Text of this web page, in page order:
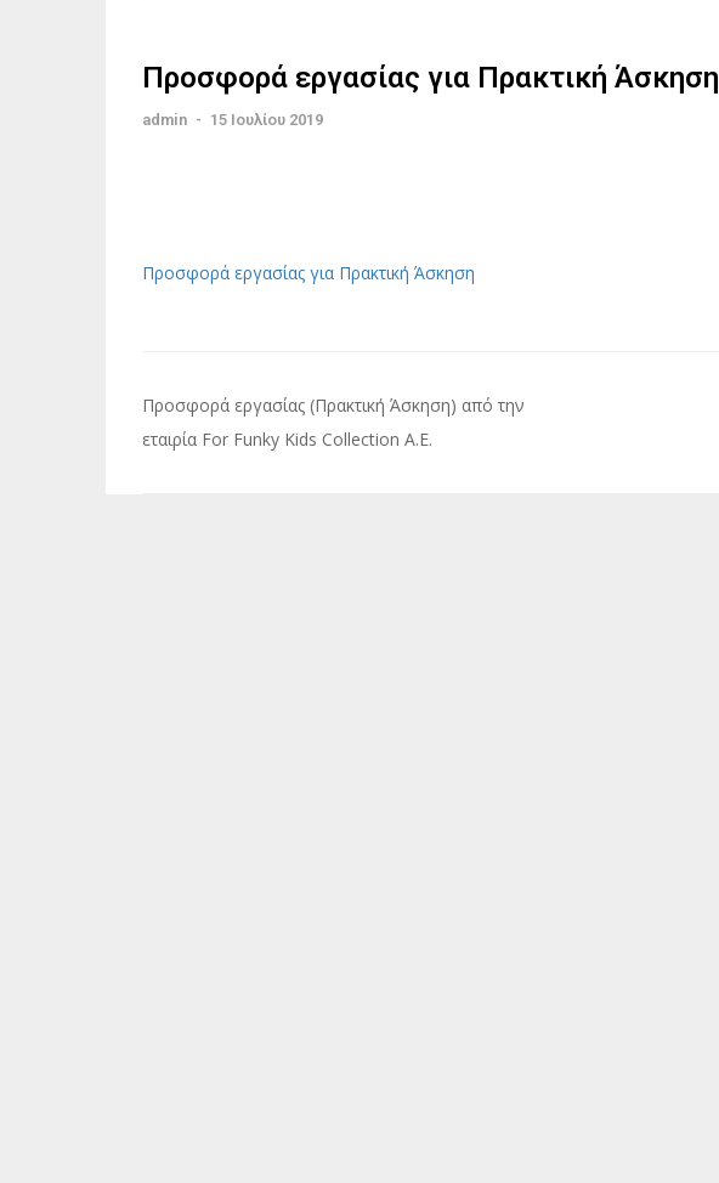
Προσφορά εργασίας για Πρακτική Άσκηση
admin - 15 Ιουλίου 2019
Προσφορά εργασίας για Πρακτική Άσκηση
Πλοήγηση
άρθρων
Προσφορά εργασίας (Πρακτική Άσκηση) από την
εταιρία For Funky Kids Collection A.E.